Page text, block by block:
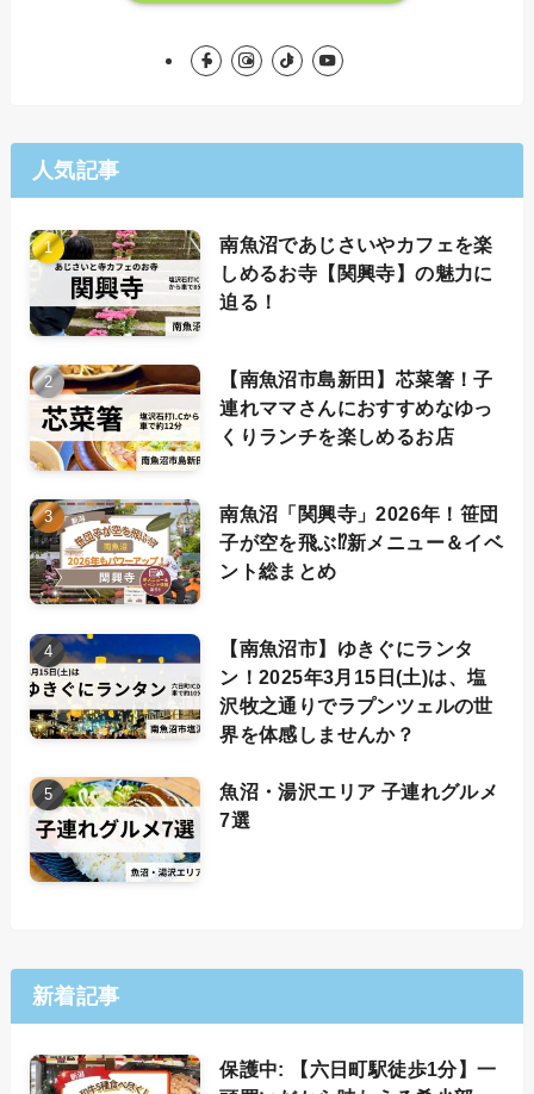
人気記事
南魚沼であじさいやカフェを楽
しめるお寺【関興寺】の魅力に
迫る！
【南魚沼市島新田】芯菜箸！子
連れママさんにおすすめなゆっ
くりランチを楽しめるお店
南魚沼「関興寺」2026年！笹団
子が空を飛ぶ⁉新メニュー＆イベ
ント総まとめ
【南魚沼市】ゆきぐにランタ
ン！2025年3月15日(土)は、塩
沢牧之通りでラプンツェルの世
界を体感しませんか？
魚沼・湯沢エリア 子連れグルメ
7選
新着記事
保護中: 【六日町駅徒歩1分】一